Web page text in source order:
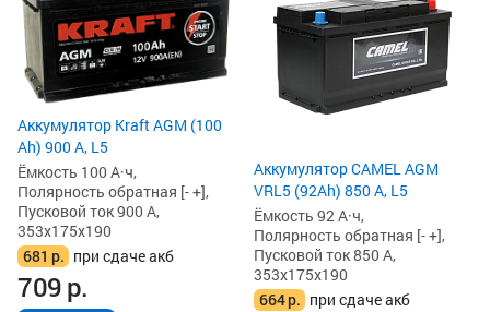
Аккумулятор Kraft AGM (100
Ah) 900 А, L5
Ёмкость 100 А·ч,
Полярность обратная [- +],
Пусковой ток 900 А,
353x175x190
681 р. при сдаче акб
709р.
Аккумулятор CAMEL AGM
VRL5 (92Ah) 850 А, L5
Ёмкость 92 А·ч,
Полярность обратная [- +],
Пусковой ток 850 А,
353x175x190
664р. при сдаче акб